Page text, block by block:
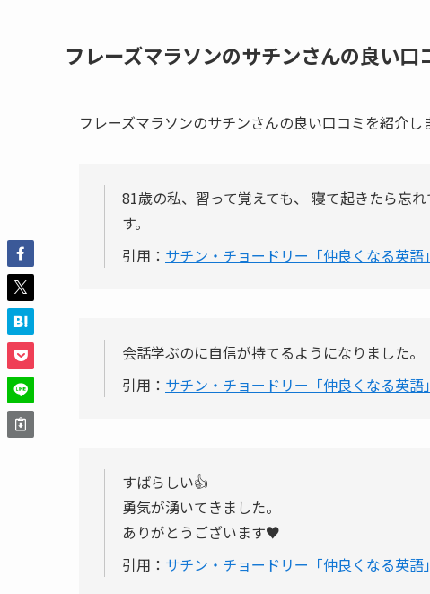
フレーズマラソンのサチンさんの良い口
フレーズマラソンのサチンさんの良い口コミを紹介し
81歳の私、習って覚えても、 寝て起きたら忘
す。
引用： サチン・チョードリー「仲良くなる英語
会話学ぶのに自信が持てるようになりました。
引用： サチン・チョードリー「仲良くなる英語
すばらしい👍
勇気が湧いてきました。
ありがとうございます♥
引用： サチン・チョードリー「仲良くなる英語